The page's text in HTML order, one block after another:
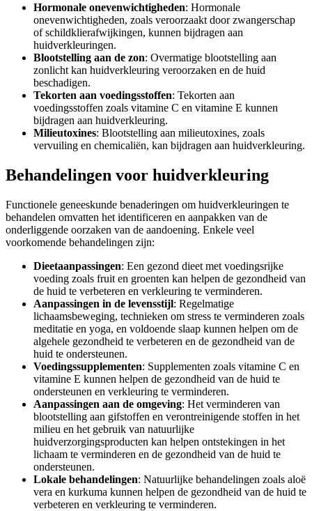
Hormonale onevenwichtigheden: Hormonale
onevenwichtigheden, zoals veroorzaakt door zwangerschap
of schildklierafwijkingen, kunnen bijdragen aan
huidverkleuringen.
Blootstelling aan de zon: Overmatige blootstelling aan
zonlicht kan huidverkleuring veroorzaken en de huid
beschadigen.
Tekorten aan voedingsstoffen: Tekorten aan
voedingsstoffen zoals vitamine C en vitamine E kunnen
bijdragen aan huidverkleuring.
Milieutoxines: Blootstelling aan milieutoxines, zoals
vervuiling en chemicaliën, kan bijdragen aan huidverkleuring.
Behandelingen voor huidverkleuring
Functionele geneeskunde benaderingen om huidverkleuringen te
behandelen omvatten het identificeren en aanpakken van de
onderliggende oorzaken van de aandoening. Enkele veel
voorkomende behandelingen zijn:
Dieetaanpassingen: Een gezond dieet met voedingsrijke
voeding zoals fruit en groenten kan helpen de gezondheid van
de huid te verbeteren en verkleuring te verminderen.
Aanpassingen in de levensstijl: Regelmatige
lichaamsbeweging, technieken om stress te verminderen zoals
meditatie en yoga, en voldoende slaap kunnen helpen om de
algehele gezondheid te verbeteren en de gezondheid van de
huid te ondersteunen.
Voedingssupplementen: Supplementen zoals vitamine C en
vitamine E kunnen helpen de gezondheid van de huid te
ondersteunen en verkleuring te verminderen.
Aanpassingen aan de omgeving: Het verminderen van
blootstelling aan gifstoffen en verontreinigende stoffen in het
milieu en het gebruik van natuurlijke
huidverzorgingsproducten kan helpen ontstekingen in het
lichaam te verminderen en de gezondheid van de huid te
ondersteunen.
Lokale behandelingen: Natuurlijke behandelingen zoals aloë
vera en kurkuma kunnen helpen de gezondheid van de huid te
verbeteren en verkleuring te verminderen.